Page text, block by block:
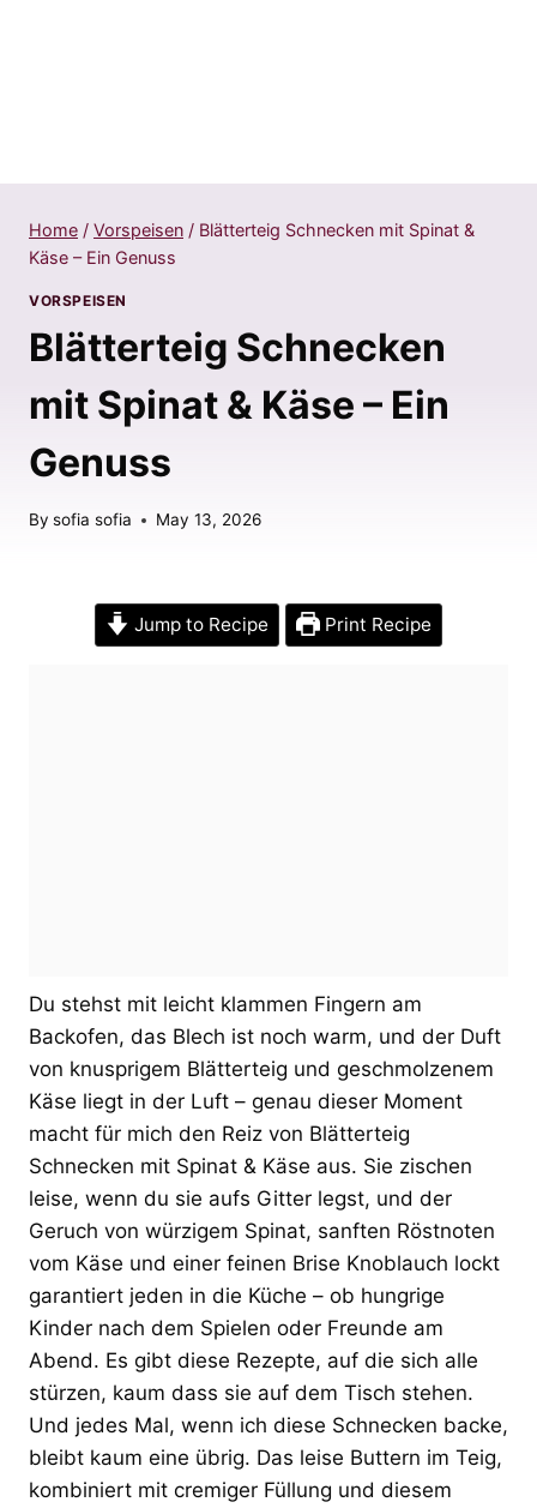
Home / Vorspeisen / Blätterteig Schnecken mit Spinat &
Käse – Ein Genuss
VORSPEISEN
Blätterteig Schnecken
mit Spinat & Käse – Ein
Genuss
By sofia sofia May 13, 2026
Jump to Recipe Print Recipe
Du stehst mit leicht klammen Fingern am
Backofen, das Blech ist noch warm, und der Duft
von knusprigem Blätterteig und geschmolzenem
Käse liegt in der Luft – genau dieser Moment
macht für mich den Reiz von Blätterteig
Schnecken mit Spinat & Käse aus. Sie zischen
leise, wenn du sie aufs Gitter legst, und der
Geruch von würzigem Spinat, sanften Röstnoten
vom Käse und einer feinen Brise Knoblauch lockt
garantiert jeden in die Küche – ob hungrige
Kinder nach dem Spielen oder Freunde am
Abend. Es gibt diese Rezepte, auf die sich alle
stürzen, kaum dass sie auf dem Tisch stehen.
Und jedes Mal, wenn ich diese Schnecken backe,
bleibt kaum eine übrig. Das leise Buttern im Teig,
kombiniert mit cremiger Füllung und diesem